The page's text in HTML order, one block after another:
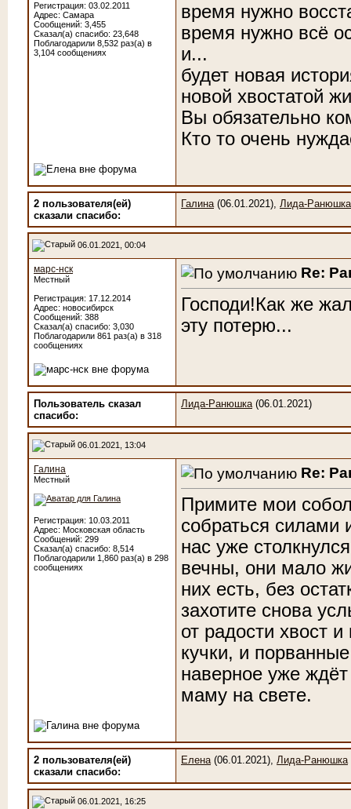
Регистрация: 03.02.2011
Адрес: Самара
Сообщений: 3,455
Сказал(а) спасибо: 23,648
Поблагодарили 8,532 раз(а) в
3,104 сообщениях
время нужно
время нужно всё
и...
будет новая
новой хвостатой
Вы обязательно
Кто то очень
2 пользователя(ей)
сказали cпасибо:
Галина(06.01.2021), Лида-Ранюшка
06.01.2021, 00:04
марс-нск
Местный
Регистрация: 17.12.2014
Адрес: новосибирск
Сообщений: 388
Сказал(а) спасибо: 3,030
Поблагодарили 861 раз(а) в 318
сообщениях
Re:
Господи!Как же
эту потерю...
Пользователь сказал
cпасибо:
Лида-Ранюшка(06.01.2021)
06.01.2021, 13:04
Галина
Местный
Регистрация: 10.03.2011
Адрес: Московская область
Сообщений: 299
Сказал(а) спасибо: 8,514
Поблагодарили 1,860 раз(а) в 298
сообщениях
Re:
Примите мои
собраться силами
нас уже
вечны, они мало
них есть, без
захотите снова
от радости хвост
кучки, и
наверное уже
маму на свете.
2 пользователя(ей)
сказали cпасибо:
Елена(06.01.2021), Лида-Ранюшка
06.01.2021, 16:25